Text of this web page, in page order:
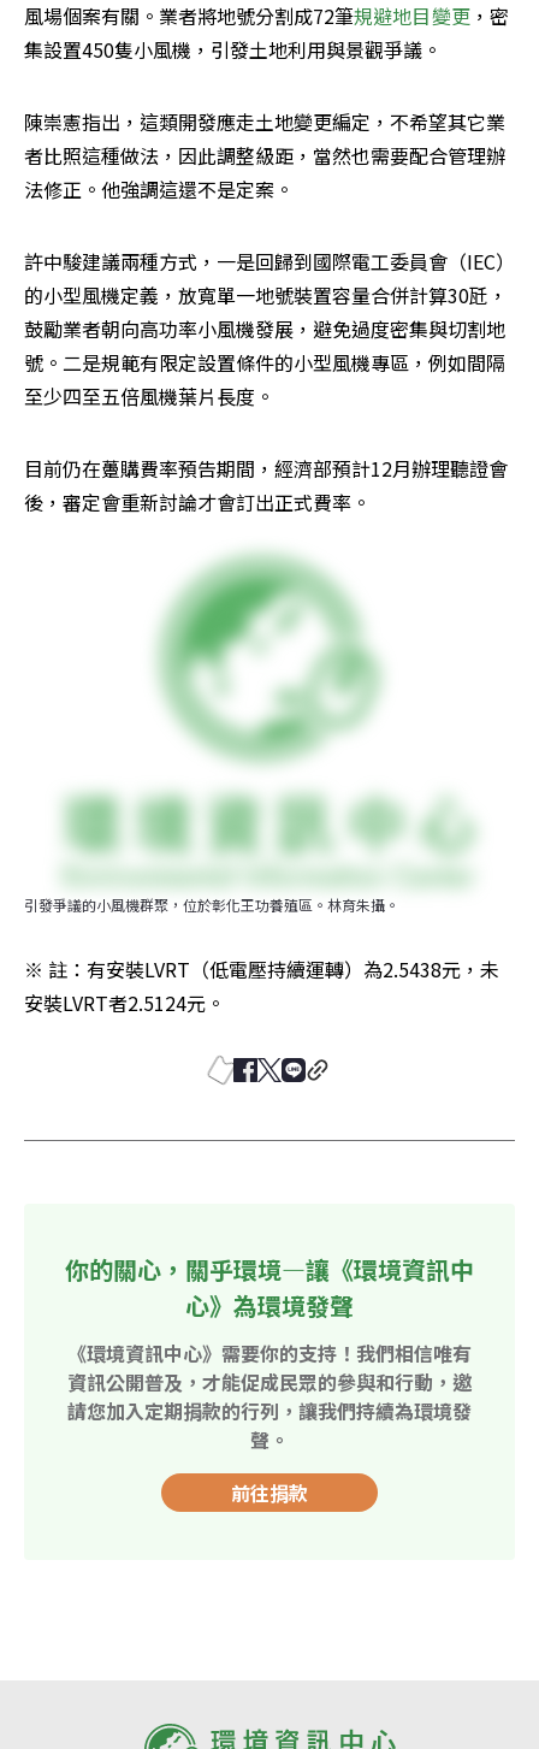
風場個案有關。業者將地號分割成72筆規避地目變更，密
集設置450隻小風機，引發土地利用與景觀爭議。
陳崇憲指出，這類開發應走土地變更編定，不希望其它業
者比照這種做法，因此調整級距，當然也需要配合管理辦
法修正。他強調這還不是定案。
許中駿建議兩種方式，一是回歸到國際電工委員會（IEC）
的小型風機定義，放寬單一地號裝置容量合併計算30瓩，
鼓勵業者朝向高功率小風機發展，避免過度密集與切割地
號。二是規範有限定設置條件的小型風機專區，例如間隔
至少四至五倍風機葉片長度。
目前仍在躉購費率預告期間，經濟部預計12月辦理聽證會
後，審定會重新討論才會訂出正式費率。
引發爭議的小風機群聚，位於彰化王功養殖區。林育朱攝。
※ 註：有安裝LVRT（低電壓持續運轉）為2.5438元，未
安裝LVRT者2.5124元。
你的關心，關乎環境—讓《環境資訊中
心》為環境發聲
《環境資訊中心》需要你的支持！我們相信唯有
資訊公開普及，才能促成民眾的參與和行動，邀
請您加入定期捐款的行列，讓我們持續為環境發
聲。
前往捐款